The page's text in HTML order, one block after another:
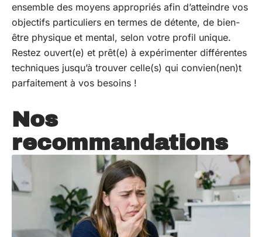
ensemble des moyens appropriés afin d’atteindre vos
objectifs particuliers en termes de détente, de bien-
être physique et mental, selon votre profil unique.
Restez ouvert(e) et prêt(e) à expérimenter différentes
techniques jusqu’à trouver celle(s) qui convien(nen)t
parfaitement à vos besoins !
Nos
recommandations